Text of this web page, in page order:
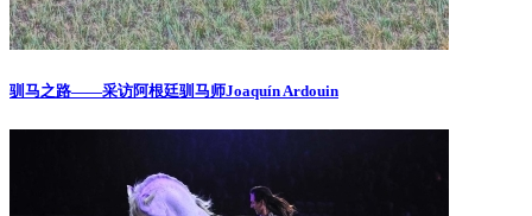
驯马之路——采访阿根廷驯马师Joaquín Ardouin